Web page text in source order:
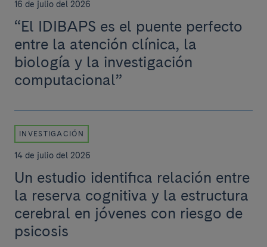
16 de julio del 2026
“El IDIBAPS es el puente perfecto
entre la atención clínica, la
biología y la investigación
computacional”
INVESTIGACIÓN
14 de julio del 2026
Un estudio identifica relación entre
la reserva cognitiva y la estructura
cerebral en jóvenes con riesgo de
psicosis